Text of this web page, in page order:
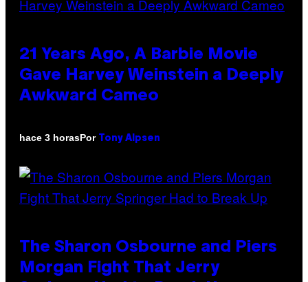
21 Years Ago, A Barbie Movie
Gave Harvey Weinstein a Deeply
Awkward Cameo
hace 3 horasPor Tony Alpsen
The Sharon Osbourne and Piers
Morgan Fight That Jerry